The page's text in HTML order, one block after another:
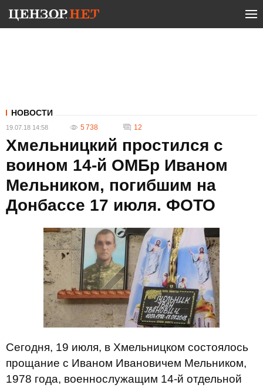
НОВОСТИ
19.07.18 14:58 5 738 12
Хмельницкий простился с
воином 14-й ОМБр Иваном
Мельником, погибшим на
Донбассе 17 июля. ФОТО
Сегодня, 19 июля, в Хмельницком состоялось
прощание с Иваном Ивановичем Мельником,
1978 года, военнослужащим 14-й отдельной